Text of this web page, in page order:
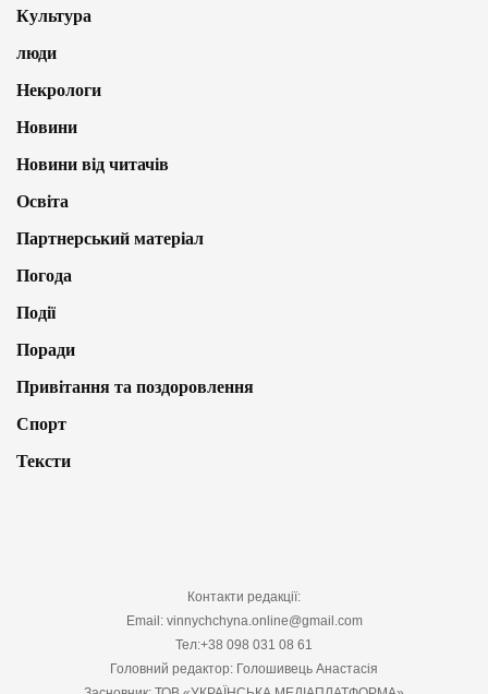
Культура
люди
Некрологи
Новини
Новини від читачів
Освіта
Партнерський матеріал
Погода
Події
Поради
Привітання та поздоровлення
Спорт
Тексти
Контакти редакції:
Email: vinnychchyna.online@gmail.com
Тел:+38 098 031 08 61
Головний редактор: Голошивець Анастасія